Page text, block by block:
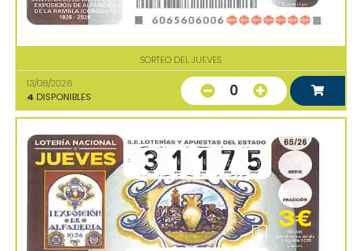
SORTEO DEL JUEVES
13/08/2026
4 DISPONIBLES 0